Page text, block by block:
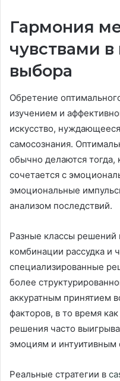
Гармония
чувствами
выбора
Обретение
изучением и
искусство,
самосознания.
обычно делаются тогда,
сочетается с
эмоциональные
анализом последствий.
Разные классы решений
комбинации рассудка и
специализированные
более
аккуратным принятием
факторов, в то время
решения часто
эмоциям и интуитивным
Реальные стратегии в